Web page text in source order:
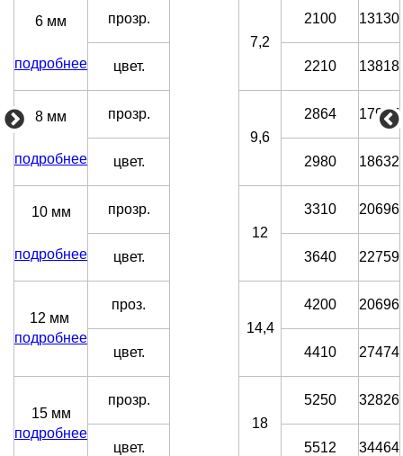
6 мм
подробнее
прозр.
7,2
2100 13130
цвет. 2210 13818
8 мм
подробнее
прозр.
9,6
2864 17907
цвет. 2980 18632
10 мм
подробнее
прозр.
12
3310 20696
цвет. 3640 22759
12 мм
подробнее
проз.
14,4
4200 20696
цвет. 4410 27474
15 мм
подробнее
прозр.
18
5250 32826
цвет. 5512 34464